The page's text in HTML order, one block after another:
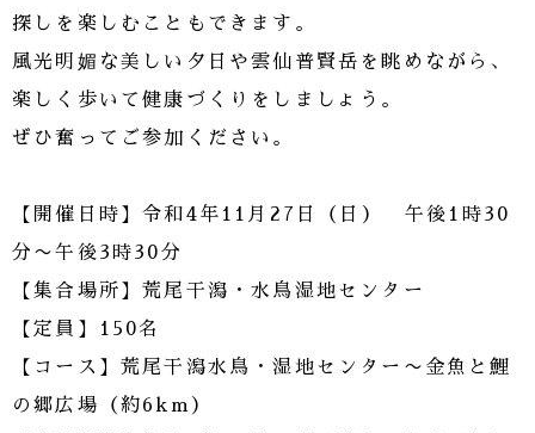
探しを楽しむこともできます。
風光明媚な美しい夕日や雲仙普賢岳を眺めながら、
楽しく歩いて健康づくりをしましょう。
ぜひ奮ってご参加ください。
【開催日時】令和4年11月27日（日） 午後1時30
分〜午後3時30分
【集合場所】荒尾干潟・水鳥湿地センター
【定員】150名
【コース】荒尾干潟水鳥・湿地センター〜金魚と鯉
の郷広場（約6km）